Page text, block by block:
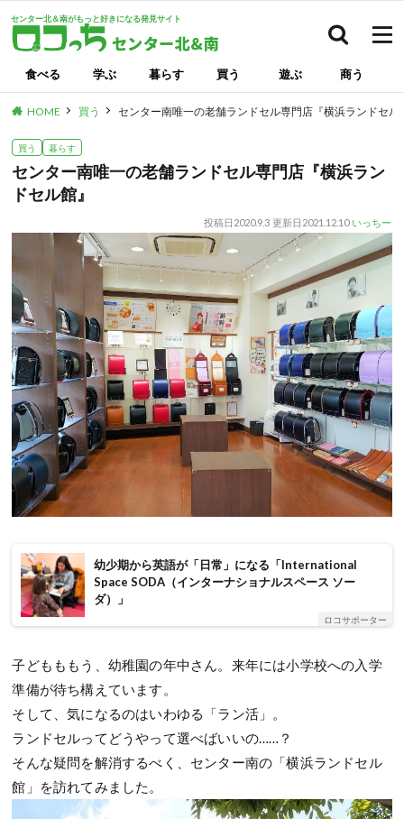
センター北＆南がもっと好きになる発見サイト
食べる 学ぶ 暮らす 買う 遊ぶ 商う
HOME 買う センター南唯一の老舗ランドセル専門店『横浜ランドセル
買う 暮らす
センター南唯一の老舗ランドセル専門店『横浜ラン
ドセル館』
投稿日 2020.9.3 更新日 2021.12.10 いっちー
幼少期から英語が「日常」になる「International
Space SODA（インターナショナルスペース ソー
ダ）」
ロコサポーター
子どもももう、幼稚園の年中さん。来年には小学校への入学
準備が待ち構えています。
そして、気になるのはいわゆる「ラン活」。
ランドセルってどうやって選べばいいの……？
そんな疑問を解消するべく、センター南の「横浜ランドセル
館」を訪れてみました。